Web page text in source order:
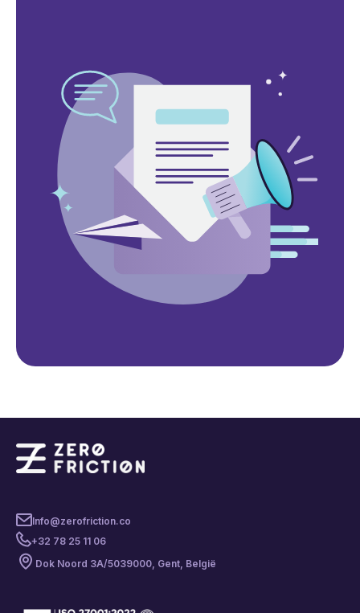
Info@zerofriction.co
+32 78 25 11 06
Dok Noord 3A/5039000, Gent, België